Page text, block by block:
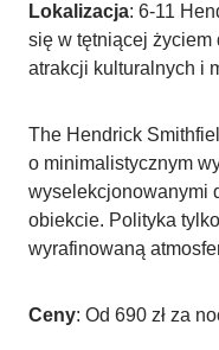
Lokalizacja: 6-11
się w tętniącej
atrakcji kulturalnych i
The Hendrick
o minimalistycznym
wyselekcjonowanymi
obiekcie. Polityka
wyrafinowaną
Ceny: Od 690 zł za